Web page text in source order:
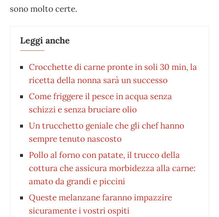
sono molto certe.
Leggi anche
Crocchette di carne pronte in soli 30 min, la
ricetta della nonna sarà un successo
Come friggere il pesce in acqua senza
schizzi e senza bruciare olio
Un trucchetto geniale che gli chef hanno
sempre tenuto nascosto
Pollo al forno con patate, il trucco della
cottura che assicura morbidezza alla carne:
amato da grandi e piccini
Queste melanzane faranno impazzire
sicuramente i vostri ospiti